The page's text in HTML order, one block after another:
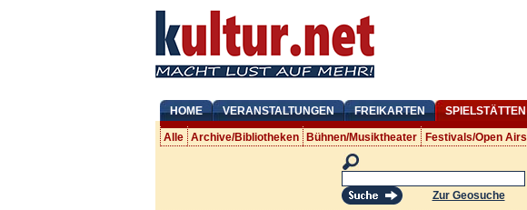
HOME VERANSTALTUNGEN FREIKARTEN SPIELSTÄTTEN
Alle Archive/Bibliotheken Bühnen/Musiktheater Festivals/Open Airs
Zur Geosuche